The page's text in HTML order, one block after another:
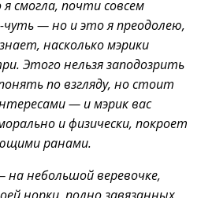
смогла, почти совсем
чуть — но и это я преодолею,
насколько мэрики
Этого нельзя заподозрить
по взгляду, но стоит
— и мэрик вас
и физически, покроет
ранами.
небольшой веревочке,